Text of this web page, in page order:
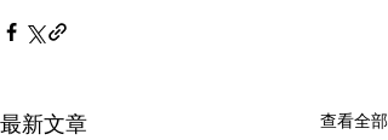
最新文章 查看全部